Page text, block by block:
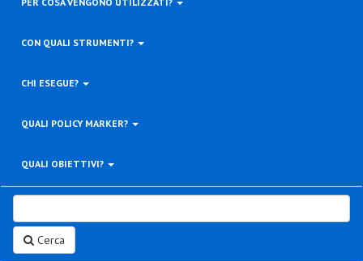
CON QUALI STRUMENTI?
CHI ESEGUE?
QUALI POLICY MARKER?
QUALI OBIETTIVI?
Cerca